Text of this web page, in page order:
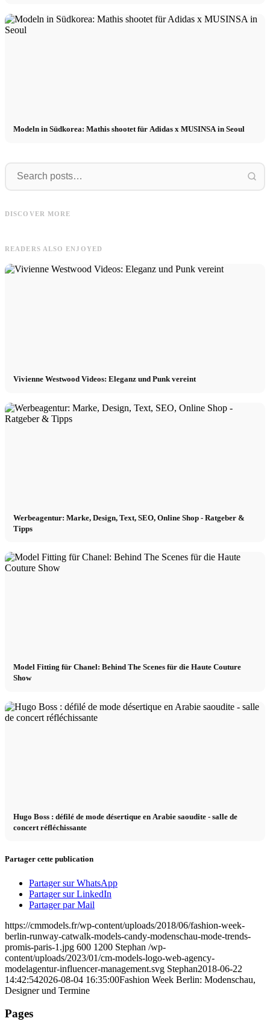
Modeln in Südkorea: Mathis shootet für Adidas x MUSINSA in Seoul
DISCOVER MORE
Collection - « Ode à l'océan » + Vidéo
READERS ALSO ENJOYED
Vivienne Westwood Videos: Eleganz und Punk vereint
Werbeagentur: Marke, Design, Text, SEO, Online Shop - Ratgeber &
Tipps
Model Fitting für Chanel: Behind The Scenes für die Haute Couture
Show
Hugo Boss : défilé de mode désertique en Arabie saoudite - salle de
concert réfléchissante
Partager cette publication
Partager sur WhatsApp
Partager sur LinkedIn
Partager par Mail
https://cmmodels.fr/wp-content/uploads/2018/06/fashion-week-
berlin-runway-catwalk-models-candy-modenschau-mode-trends-
promis-paris-1.jpg 600 1200 Stephan /wp-
content/uploads/2023/01/cm-models-logo-web-agency-
modelagentur-influencer-management.svg Stephan2018-06-22
14:42:542026-08-04 16:35:00Fashion Week Berlin: Modenschau,
Designer und Termine
Pages